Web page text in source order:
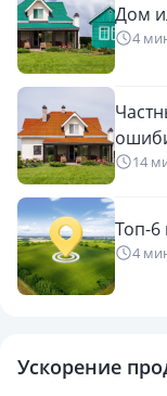
Дом
4
14
Топ-6
4
Ускорение